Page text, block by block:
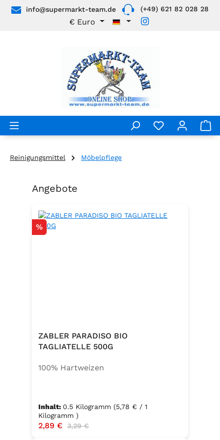
Zum Hauptinhalt springen
info@supermarkt-team.de (+49) 621 82 028 28
€ Euro
Reinigungsmittel Möbelpflege
Produktgalerie überspringen
Angebote
Rabatt
%
ZABLER PARADISO BIO
TAGLIATELLE 500G
100% Hartweizen
Inhalt: 0.5 Kilogramm (5,78 € / 1
Kilogramm )
Verkaufspreis:
2,89 € Regulärer Preis:
3,29 €